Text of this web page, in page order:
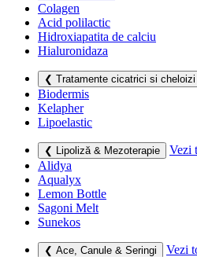
Colagen
Acid polilactic
Hidroxiapatita de calciu
Hialuronidaza
❮ Tratamente cicatrici si cheloizi
Biodermis
Kelapher
Lipoelastic
❮ Lipoliză & Mezoterapie
Vezi
Alidya
Aqualyx
Lemon Bottle
Sagoni Melt
Sunekos
❮ Ace, Canule & Seringi
Vezi